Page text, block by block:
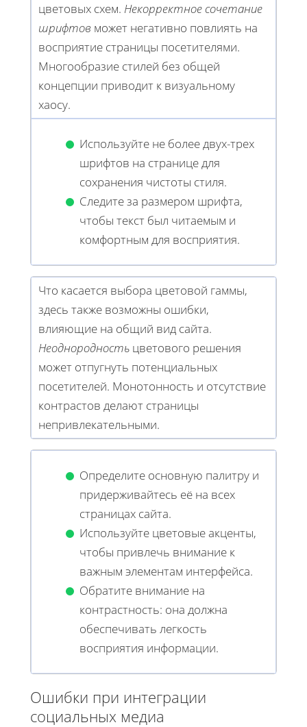
цветовых схем. Некорректное сочетание
шрифтов может негативно повлиять на
восприятие страницы посетителями.
Многообразие стилей без общей
концепции приводит к визуальному
хаосу.
Используйте не более двух-трех
шрифтов на странице для
сохранения чистоты стиля.
Следите за размером шрифта,
чтобы текст был читаемым и
комфортным для восприятия.
Что касается выбора цветовой гаммы,
здесь также возможны ошибки,
влияющие на общий вид сайта.
Неоднородность цветового решения
может отпугнуть потенциальных
посетителей. Монотонность и отсутствие
контрастов делают страницы
непривлекательными.
Определите основную палитру и
придерживайтесь её на всех
страницах сайта.
Используйте цветовые акценты,
чтобы привлечь внимание к
важным элементам интерфейса.
Обратите внимание на
контрастность: она должна
обеспечивать легкость
восприятия информации.
Ошибки при интеграции
социальных медиа